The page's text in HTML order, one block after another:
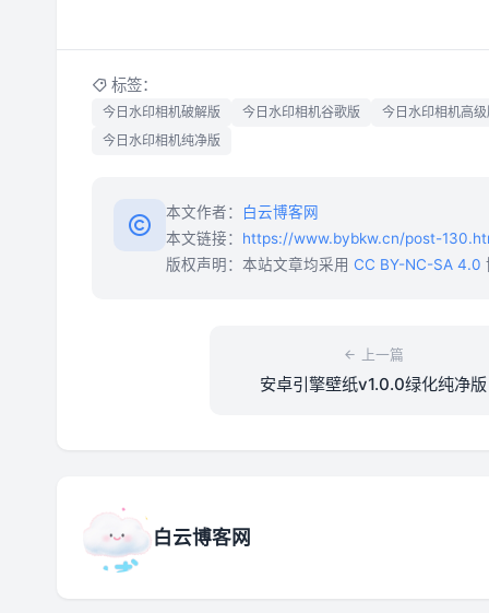
标签：
今日水印相机破解版 今日水印相机谷歌版
今日水印相机高
今日水印相机纯净版
本文作者：
白云博客网
本文链接： https://www.bybkw.cn/post-
版权声明：本站文章均采用 CC BY-NC-SA 4.0
上一篇
安卓引擎壁纸v1.0.0绿化纯净版
白云博客网